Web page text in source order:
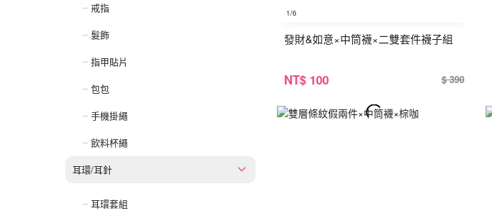
戒指
髮飾
指甲貼片
包包
手機掛繩
飲料杯繩
耳環/耳針
耳環套組
1/6
發財&如意×中筒襪×二雙套件襪子組
NT$ 100 $ 390